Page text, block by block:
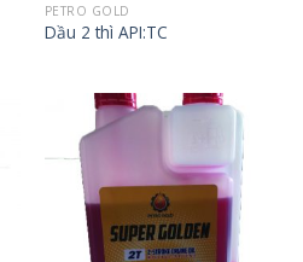
PETRO GOLD
Dầu 2 thì API:TC